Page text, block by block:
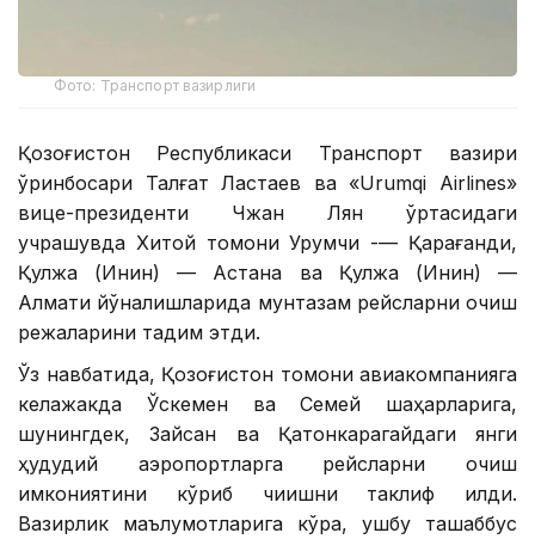
Фото: Транспорт вазирлиги
Қозоғистон Республикаси Транспорт вазири
ўринбосари Талғат Ластаев ва «Urumqi Airlines»
вице-президенти Чжан Лян ўртасидаги
учрашувда Хитой томони Урумчи -— Қарағанди,
Қулжа (Инин) — Астана ва Қулжа (Инин) —
Алмати йўналишларида мунтазам рейсларни очиш
режаларини тақдим этди.
Ўз навбатида, Қозоғистон томони авиакомпанияга
келажакда Ўскемен ва Семей шаҳарларига,
шунингдек, Зайсан ва Қатонкарагайдаги янги
ҳудудий аэропортларга рейсларни очиш
имкониятини кўриб чиқишни таклиф қилди.
Вазирлик маълумотларига кўра, ушбу ташаббус